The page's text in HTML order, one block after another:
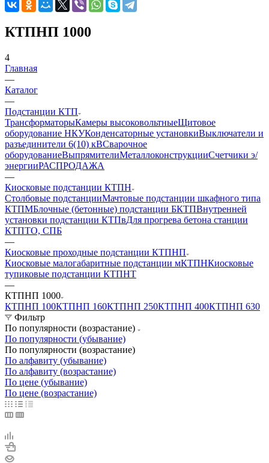
КТПНП 1000
4
Главная
—
Каталог
—
Подстанции КТП
ТрансформаторыКамеры высоковольтныеЩитовое
оборудование НКУКонденсаторные установкиВыключатели и
разъединители 6(10) кВСварочное
оборудованиеВыпрямителиМеталлоконструкцииСчетчики э/
энергииРАСПРОДАЖА
—
Киосковые подстанции КТПН
Столбовые подстанцииМачтовые подстанции шкафного типа
КТПМБлочные (бетонные) подстанции БКТПВнутренней
установки подстанции КТПвДля прогрева бетона станции
КТПТО, СПБ
—
Киосковые проходные подстанции КТПНП
Киосковые малогабаритные подстанции мКТПНКиосковые
тупиковые подстанции КТПНТ
—
КТПНП 1000
КТПНП 100КТПНП 160КТПНП 250КТПНП 400КТПНП 630
Фильтр
По популярности (возрастание)
По популярности (убывание)
По популярности (возрастание)
По алфавиту (убывание)
По алфавиту (возрастание)
По цене (убывание)
По цене (возрастание)